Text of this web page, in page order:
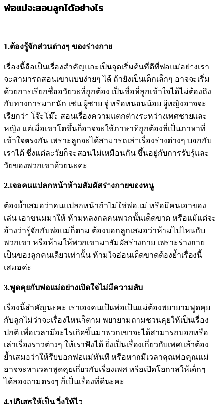
พ่อแม่จะสอนลูกได้อย่างไร
1.ต้องรู้จักส่วนต่างๆ ของร่างกาย
เรื่องนี้ถือเป็นเรื่องสำคัญและเป็นจุดเริ่มต้นที่ดีที่พ่อแม่อย่างเรา
จะสามารถสอนเขาแบบง่ายๆ ได้ ถ้ายังเป็นเด็กเล็กๆ อาจจะเริ่ม
ด้วยการเรียกชื่ออวัยวะที่ถูกต้อง เป็นชื่อที่ลูกเข้าใจได้ไม่ต้องถึง
กับทางการมากนัก เช่น ผู้ชาย จู๋ หรือหนอนน้อย ผู้หญิงอาจจะ
เรียกว่า โจ๊ะโม๊ะ สอนเรื่องความแตกต่างระหว่างเพศชายและ
หญิง แต่เมื่อเขาโตขึ้นก็อาจจะใช้ภาษาที่ถูกต้องที่เป็นภาษาที่
เข้าใจตรงกัน เพราะลูกจะได้สามารถเล่าเรื่องร่างต่างๆ บอกกับ
เราได้ ซึ่งแต่ละวัยก็จะสอนไม่เหมือนกัน ขึ้นอยู่กับการรับรู้และ
วัยของพวกเขาด้วยนะคะ
2.เจอคนแปลกหน้าห้ามสัมผัสร่างกายของหนู
ต้องย้ำเสมอว่าคนแปลกหน้าถ้าไม่ใช่พ่อแม่ หรือมีคนเอาของ
เล่น เอาขนมมาให้ ห้ามหลงกลคนพวกนั้นเด็ดขาด หรือแม้แต่จะ
อ้างว่ารู้จักกับพ่อแม่ก็ตาม ต้องบอกลูกเสมอว่าห้ามไปไหนกับ
พวกเขา หรือห้ามให้พวกเขามาสัมผัสร่างกาย เพราะร่างกาย
เป็นของลูกคนเดียวเท่านั้น ห้ามใจอ่อนเด็ดขาดต้องย้ำเรื่องนี้
เสมอค่ะ
3.พูดคุยกับพ่อแม่อย่างเปิดใจไม่มีความลับ
เรื่องนี้สำคัญนะคะ เราเองคนเป็นพ่อเป็นแม่ต้องพยายามพูดคุย
กับลูกไม่ว่าจะเรื่องไหนก็ตาม พยายามถามชวนคุยให้เป็นเรื่อง
ปกติ เพื่อเวลามีอะไรเกิดขึ้นมาพวกเขาจะได้สามารถบอกหรือ
เล่าเรื่องราวต่างๆ ให้เราฟังได้ ยิ่งเป็นเรื่องเกี่ยวกับเพศแล้วต้อง
ย้ำเสมอว่าให้รีบบอกพ่อแม่ทันที หรือหากมีเวลาคุณพ่อคุณแม่
อาจจะหาเวลาพูดคุยเกี่ยวกับเรื่องเพศ หรือเปิดโอกาสให้เด็กๆ
ได้ลองถามตรงๆ ก็เป็นเรื่องที่ดีนะคะ
4.ปฏิเสธให้เป็น วิ่งให้ไว